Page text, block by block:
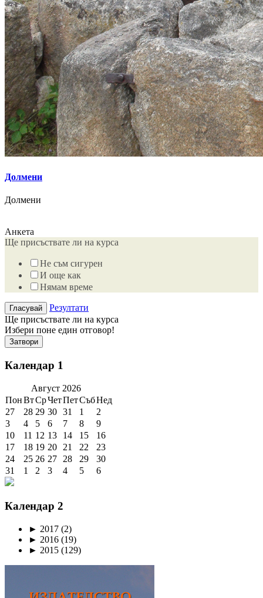
Долмени
Долмени
Анкета
Ще присъствате ли на курса
Не съм сигурен
И още как
Нямам време
Резултати
Ще присъствате ли на курса
Избери поне един отговор!
Затвори
Календар 1
Август 2026
ПонВтСрЧетПетСъбНед
27
28 29 30 31 1
2
3
4 5 6 7 8
9
10
11 12 13 14 15
16
17
18 19 20 21 22
23
24
25 26 27 28 29
30
31
1 2 3 4 5 6
Календар 2
► 2017 (2)
► 2016 (19)
► 2015 (129)